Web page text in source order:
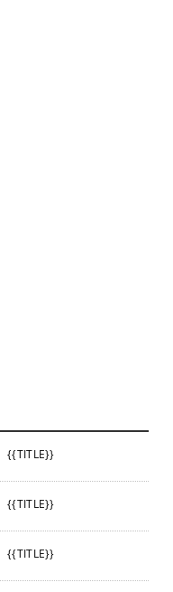
{{TITLE}}
{{TITLE}}
{{TITLE}}